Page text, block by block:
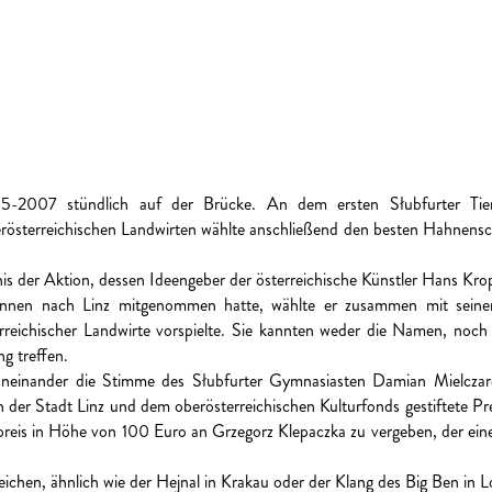
2007 stündlich auf der Brücke. An dem ersten Słubfurter
Landwirten wählte anschließend den besten
der Aktion, dessen Ideengeber der österreichische Künstler Hans
nach Linz mitgenommen hatte, wählte er zusammen mit
Landwirte vorspielte. Sie kannten weder die Namen,
treffen.
die Stimme des Słubfurter Gymnasiasten Damian
der Stadt Linz und dem oberösterreichischen Kulturfonds gestiftete
in Höhe von 100 Euro an Grzegorz Klepaczka zu vergeben, der
ähnlich wie der Hejnal in Krakau oder der Klang des Big Ben in